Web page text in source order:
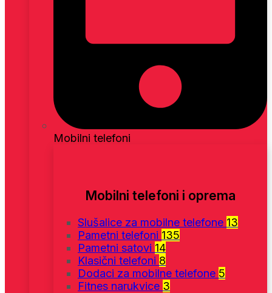
Mobilni telefoni
Mobilni telefoni i oprema
Slušalice za mobilne telefone 13
Pametni telefoni 135
Pametni satovi 14
Klasični telefoni 8
Dodaci za mobilne telefone 5
Fitnes narukvice 3